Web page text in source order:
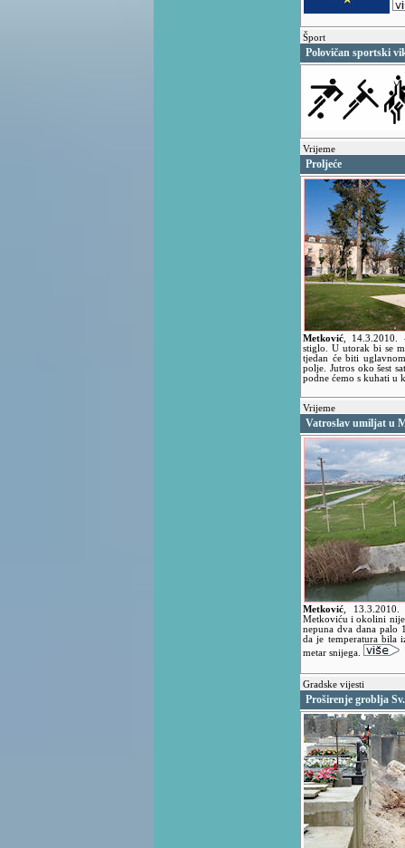
Šport
Polovičan sportski
Vrijeme
Proljeće
Metković 14.3.2010.
stiglo. U utorak bi se
tjedan će biti
polje. Jutros oko šest
podne ćemo s kuhati u
Vrijeme
Vatroslav umiljat u
Metković
Metkoviću i okolini nije
nepuna dva dana palo
da je temperatura bila
metar snijega.
Gradske vijesti
Proširenje groblja